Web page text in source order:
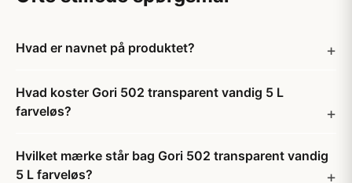
Hvad er navnet på produktet?
Hvad koster Gori 502 transparent vandig 5 L
farveløs?
Hvilket mærke står bag Gori 502 transparent vandig
5 L farveløs?